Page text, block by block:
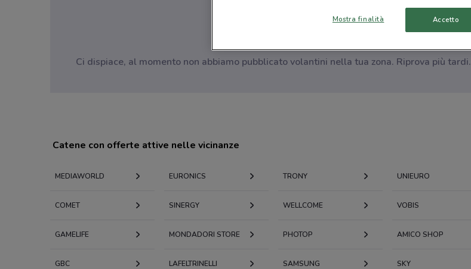
Ci dispiace, al momento non abbiamo pubblicato volantini nella tua zona. Riprova più tardi.
Catene con offerte attive nelle vicinanze
MEDIAWORLD EURONICS TRONY UNIEURO
COMET SINERGY WELLCOME VOBIS
GAMELIFE MONDADORI STORE PHOTOP AMICO SHOP
GBC LAFELTRINELLI SAMSUNG SKY
Mostra finalità Accetto